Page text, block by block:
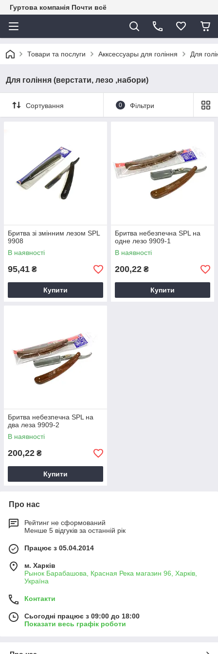
Гуртова компанія Почти всё
Товари та послуги Акксессуары для гоління Для
Для гоління (верстати, лезо ,набори)
Сортування 0 Фільтри
Бритва зі змінним лезом SPL
9908
В наявності
95,41 ₴
Купити
Бритва небезпечна SPL на
одне лезо 9909-1
В наявності
200,22 ₴
Купити
Бритва небезпечна SPL на
два леза 9909-2
В наявності
200,22 ₴
Купити
Про нас
Рейтинг не сформований
Менше 5 відгуків за останній рік
Працює з 05.04.2014
м. Харків
Рынок Барабашова, Красная Река магазин 96, Харків,
Україна
Контакти
Сьогодні працює з 09:00 до 18:00
Показати весь графік роботи